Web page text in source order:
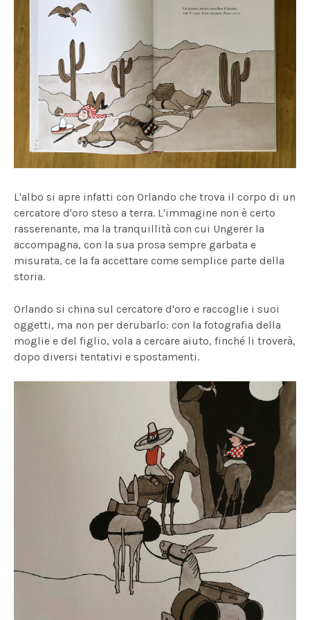
L'albo si apre infatti con Orlando che trova il corpo di un
cercatore d'oro steso a terra. L'immagine non è certo
rasserenante, ma la tranquillità con cui Ungerer la
accompagna, con la sua prosa sempre garbata e
misurata, ce la fa accettare come semplice parte della
storia.
Orlando si china sul cercatore d'oro e raccoglie i suoi
oggetti, ma non per derubarlo: con la fotografia della
moglie e del figlio, vola a cercare aiuto, finché li troverà,
dopo diversi tentativi e spostamenti.